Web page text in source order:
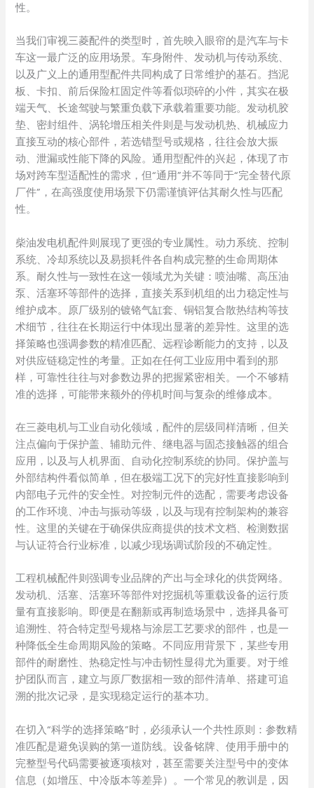
性。
当我们审视三菱配件的类型时，首先映入眼帘的是汽车与卡
车这一最广泛的应用场景。车身附件、发动机与传动系统、
以及广义上的通用型配件共同构成了日常维护的基石。挡泥
板、卡扣、前后保险杠固定件等看似琐碎的小件，其实在极
端天气、长途驾驶与繁重负载下承载着重要功能。发动机胶
垫、密封组件、涡轮增压相关件则是与发动机热、机械应力
直接互动的核心部件，若选错型号或规格，往往会放大振
动、泄漏或性能下降的风险。通用型配件的兴起，体现了市
场对跨车型适配性的需求，但“通用”并不等同于“完全替代原
厂件”，在高强度使用场景下仍需谨慎评估其耐久性与匹配
性。
柴油发电机配件则展现了更强的专业属性。动力系统、控制
系统、冷却系统以及易损耗件各自构成完整的生命周期体
系。耐久性与一致性在这一领域尤为关键：喷油嘴、高压油
泵、活塞环等部件的选择，直接关系到机组的出力稳定性与
维护成本。原厂级别的镀铬气缸套、铜铝复合散热结构等技
术细节，往往在长期运行中体现出显著的差异性。这里的选
择策略也强调参数的精准匹配、远程诊断能力的支持，以及
对供应链稳定性的考量。正如在任何工业应用中看到的那
样，可靠性往往与对参数边界的把握紧密相关。一个不够精
准的选择，可能带来额外的停机时间与复杂的维修成本。
在三菱电机与工业自动化领域，配件的层级同样清晰，但关
注点偏向于保护盖、辅助元件、继电器与固态接触器的组合
应用，以及与人机界面、自动化控制系统的协同。保护盖与
外部结构件看似简单，但在极端工况下的完好性直接影响到
内部电子元件的安全性。对控制元件的选配，需要考虑设备
的工作环境、冲击与振动等级，以及与现有控制架构的兼容
性。这里的关键在于确保供应商提供的技术文档、检测数据
与认证符合行业标准，以减少现场调试阶段的不确定性。
工程机械配件则强调专业品牌的产出与全球化的供货网络。
发动机、活塞、活塞环等部件对挖掘机等重载设备的运行质
量有直接影响。即便是在翻新或再制造场景中，选择具备可
追溯性、符合特定型号规格与涂层工艺要求的部件，也是一
种降低全生命周期风险的策略。不同应用背景下，某些专用
部件的耐磨性、热稳定性与冲击韧性显得尤为重要。对于维
护团队而言，建立与原厂数据相一致的部件清单、搭建可追
溯的批次记录，是实现稳定运行的基本功。
在切入“科学的选择策略”时，必须承认一个共性原则：参数精
准匹配是避免误购的第一道防线。设备铭牌、使用手册中的
完整型号代码需要被逐项核对，甚至需要关注型号中的变体
信息（如增压、中冷版本等差异）。一个常见的教训是，因